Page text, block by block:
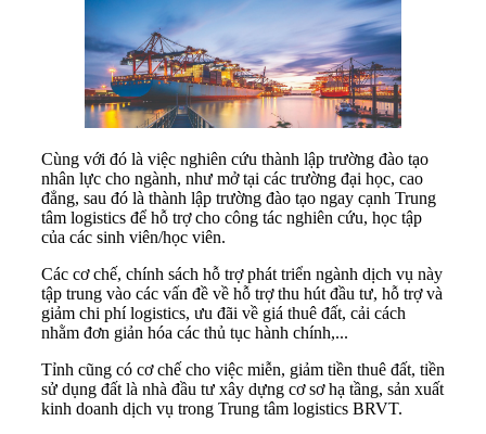
Cùng với đó là việc nghiên cứu thành lập trường đào tạo
nhân lực cho ngành, như mở tại các trường đại học, cao
đẳng, sau đó là thành lập trường đào tạo ngay cạnh Trung
tâm logistics để hỗ trợ cho công tác nghiên cứu, học tập
của các sinh viên/học viên.
Các cơ chế, chính sách hỗ trợ phát triển ngành dịch vụ này
tập trung vào các vấn đề về hỗ trợ thu hút đầu tư, hỗ trợ và
giảm chi phí logistics, ưu đãi về giá thuê đất, cải cách
nhằm đơn giản hóa các thủ tục hành chính,...
Tỉnh cũng có cơ chế cho việc miễn, giảm tiền thuê đất, tiền
sử dụng đất là nhà đầu tư xây dựng cơ sơ hạ tầng, sản xuất
kinh doanh dịch vụ trong Trung tâm logistics BRVT.